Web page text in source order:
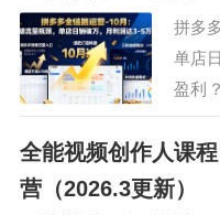
拼多
单店
盈利
错过
升等
0.2
全能视频创作人课
营（2026.3更新）